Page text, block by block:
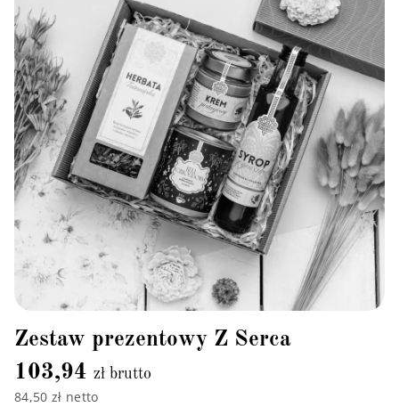
Zestaw prezentowy Z Serca
103,94 zł brutto
84,50 zł netto